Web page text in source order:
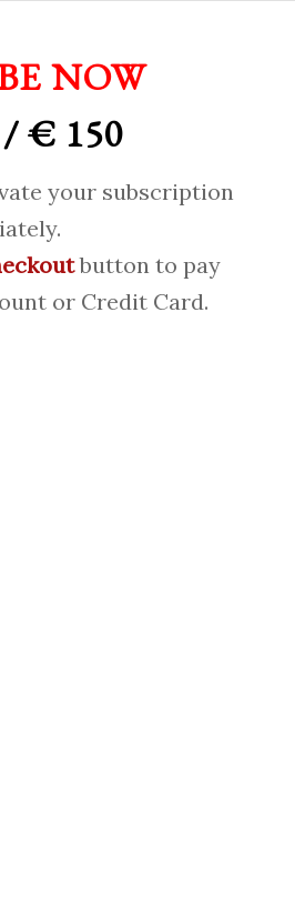
NOW
€ 150
your subscription
button to pay
or Credit Card.